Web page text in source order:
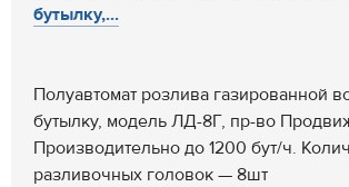
бутылку,...
Полуавтомат розлива газированной
бутылку, модель ЛД-8Г, пр-во
Производительно до 1200 бут/ч.
разливочных головок — 8шт